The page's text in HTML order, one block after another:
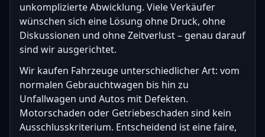
unkomplizierte Abwicklung. Viele Verkäufer
wünschen sich eine Lösung ohne Druck, ohne
Diskussionen und ohne Zeitverlust – genau darauf
sind wir ausgerichtet.
Wir kaufen Fahrzeuge unterschiedlicher Art: vom
normalen Gebrauchtwagen bis hin zu
Unfallwagen und Autos mit Defekten.
Motorschaden oder Getriebeschaden sind kein
Ausschlusskriterium. Entscheidend ist eine faire,